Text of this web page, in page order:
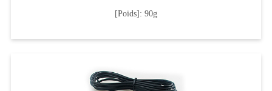
[Poids]: 90g